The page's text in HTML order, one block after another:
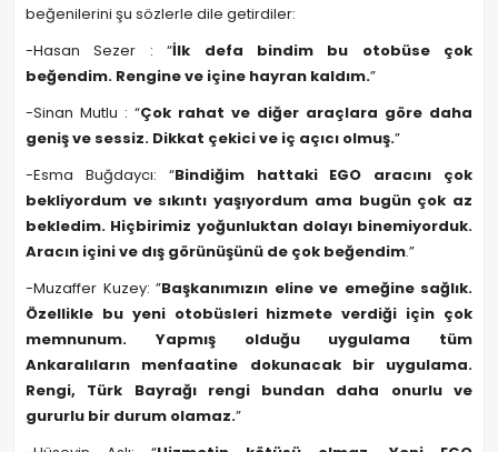
beğenilerini şu sözlerle dile getirdiler:
-Hasan Sezer : “İlk defa bindim bu otobüse çok
beğendim. Rengine ve içine hayran kaldım.”
-Sinan Mutlu : “Çok rahat ve diğer araçlara göre daha
geniş ve sessiz. Dikkat çekici ve iç açıcı olmuş.”
-Esma Buğdaycı: “Bindiğim hattaki EGO aracını çok
bekliyordum ve sıkıntı yaşıyordum ama bugün çok az
bekledim. Hiçbirimiz yoğunluktan dolayı binemiyorduk.
Aracın içini ve dış görünüşünü de çok beğendim.”
-Muzaffer Kuzey: ”Başkanımızın eline ve emeğine sağlık.
Özellikle bu yeni otobüsleri hizmete verdiği için çok
memnunum. Yapmış olduğu uygulama tüm
Ankaralıların menfaatine dokunacak bir uygulama.
Rengi, Türk Bayrağı rengi bundan daha onurlu ve
gururlu bir durum olamaz.”